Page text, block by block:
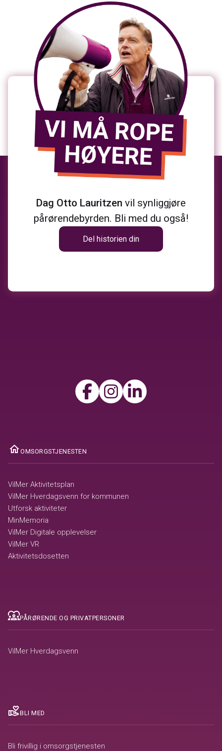
Dag Otto Lauritzen vil synliggjøre
pårørendebyrden. Bli med du også!
Del historien din
OMSORGSTJENESTEN
VilMer Aktivitetsplan
VilMer Hverdagsvenn for kommunen
Utforsk aktiviteter
MinMemoria
VilMer Digitale opplevelser
VilMer VR
Aktivitetsdosetten
diversity_1PÅRØRENDE OG PRIVATPERSONER
VilMer Hverdagsvenn
volunteer_activismBLI MED
Bli frivillig i omsorgstjenesten